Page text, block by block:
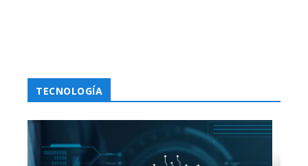
TECNOLOGÍA